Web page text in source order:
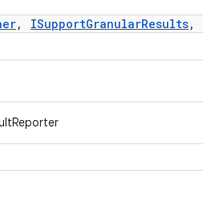
, ISupportGranularResults,